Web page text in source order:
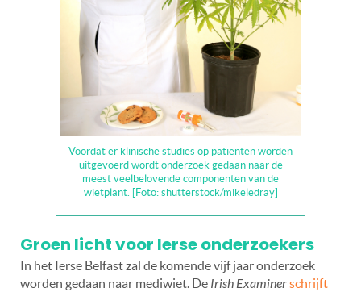
Voordat er klinische studies op patiënten worden
uitgevoerd wordt onderzoek gedaan naar de
meest veelbelovende componenten van de
wietplant. [Foto: shutterstock/mikeledray]
Groen licht voor Ierse onderzoekers
In het Ierse Belfast zal de komende vijf jaar onderzoek
worden gedaan naar mediwiet. De Irish Examinerschrijft